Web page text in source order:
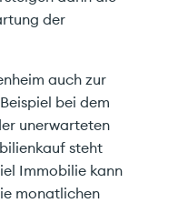
der
auch zur
bei dem
unerwarteten
steht
Immobilie kann
monatlichen